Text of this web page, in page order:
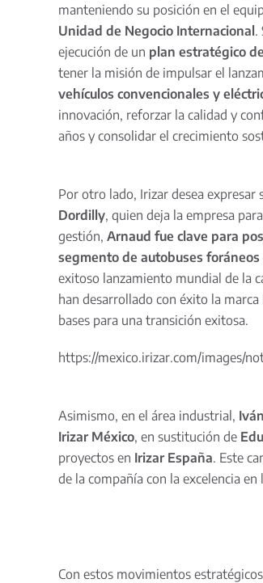
manteniendo su posición en el
Unidad de Negocio Internacional .
ejecución de un plan estratégico
tener la misión de impulsar el
vehículos convencionales y
innovación, reforzar la calidad y
años y consolidar el crecimiento
Por otro lado, Irizar desea
Dordilly, quien deja la empresa
gestión, Arnaud fue clave para
segmento de autobuses
exitoso lanzamiento mundial de la
han desarrollado con éxito la
bases para una transición exitosa.
https://mexico.irizar.com/images/
Asimismo, en el área industrial,
Irizar México, en sustitución de
proyectos en Irizar España. Este
de la compañía con la excelencia
Con estos movimientos